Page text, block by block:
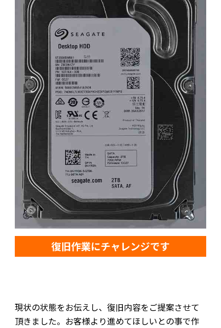
復旧作業にチャレンジです
現状の状態をお伝えし、復旧内容をご提案させて
頂きました。お客様より進めてほしいとの事で作